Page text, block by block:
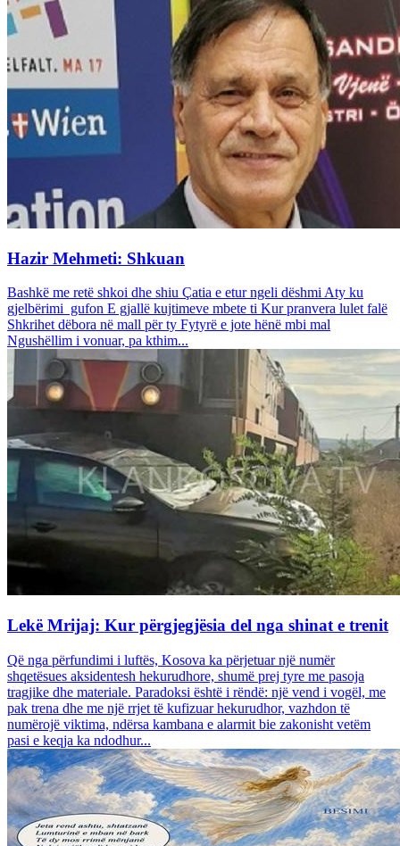
Hazir Mehmeti: Shkuan
Bashkë me retë shkoi dhe shiu Çatia e etur ngeli dëshmi Aty ku
gjelbërimi gufon E gjallë kujtimeve mbete ti Kur pranvera lulet falë
Shkrihet dëbora në mall për ty Fytyrë e jote hënë mbi mal
Ngushëllim i vonuar, pa kthim...
Lekë Mrijaj: Kur përgjegjësia del nga shinat e trenit
Që nga përfundimi i luftës, Kosova ka përjetuar një numër
shqetësues aksidentesh hekurudhore, shumë prej tyre me pasoja
tragjike dhe materiale. Paradoksi është i rëndë: një vend i vogël, me
pak trena dhe me një rrjet të kufizuar hekurudhor, vazhdon të
numërojë viktima, ndërsa kambana e alarmit bie zakonisht vetëm
pasi e keqja ka ndodhur...